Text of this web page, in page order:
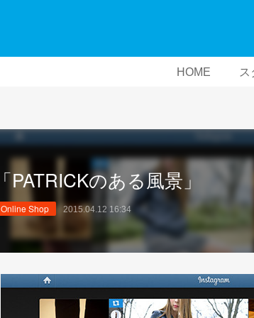
HOME ス
「PATRICKのある風景」
Online Shop 2015.04.12 16:34